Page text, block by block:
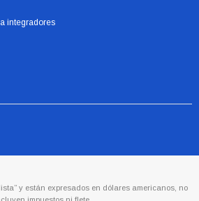
integradores
y están expresados en dólares americanos, no